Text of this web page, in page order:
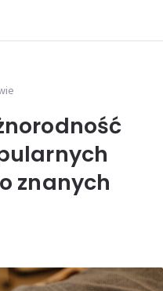
znanych